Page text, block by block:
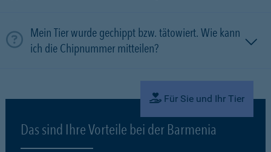
Mein Tier wurde gechippt bzw. tätowiert. Wie kann
ich die Chipnummer mitteilen?
Für Sie und Ihr Tier
Das sind Ihre Vorteile bei der Barmenia